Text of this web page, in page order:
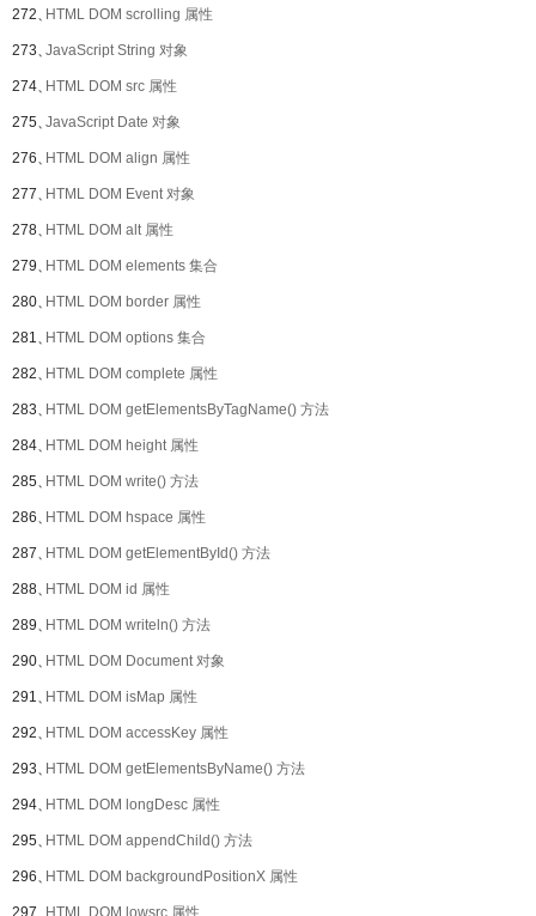
272、HTML DOM scrolling 属性
273、JavaScript String 对象
274、HTML DOM src 属性
275、JavaScript Date 对象
276、HTML DOM align 属性
277、HTML DOM Event 对象
278、HTML DOM alt 属性
279、HTML DOM elements 集合
280、HTML DOM border 属性
281、HTML DOM options 集合
282、HTML DOM complete 属性
283、HTML DOM getElementsByTagName() 方法
284、HTML DOM height 属性
285、HTML DOM write() 方法
286、HTML DOM hspace 属性
287、HTML DOM getElementById() 方法
288、HTML DOM id 属性
289、HTML DOM writeln() 方法
290、HTML DOM Document 对象
291、HTML DOM isMap 属性
292、HTML DOM accessKey 属性
293、HTML DOM getElementsByName() 方法
294、HTML DOM longDesc 属性
295、HTML DOM appendChild() 方法
296、HTML DOM backgroundPositionX 属性
297、HTML DOM lowsrc 属性